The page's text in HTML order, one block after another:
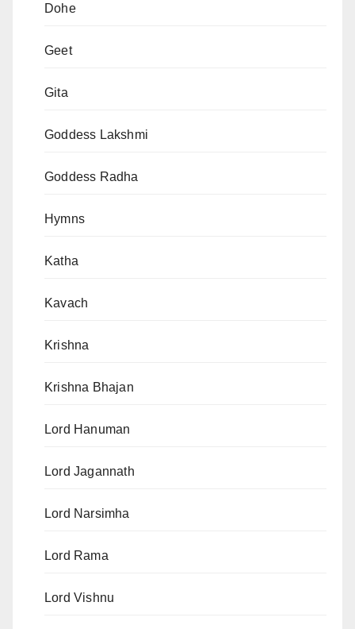
Dohe
Geet
Gita
Goddess Lakshmi
Goddess Radha
Hymns
Katha
Kavach
Krishna
Krishna Bhajan
Lord Hanuman
Lord Jagannath
Lord Narsimha
Lord Rama
Lord Vishnu